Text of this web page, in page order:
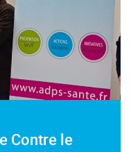
Contre le